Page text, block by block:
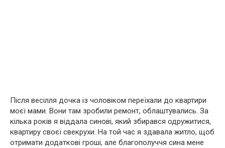
Після весілля дочка із чоловіком переїхали до квартири
моєї мами. Вони там зробили ремонт, облаштувались. За
кілька років я віддала синові, який збирався одружитися,
квартиру своєї свекрухи. На той час я здавала житло, щоб
отримати додаткові гроші, але благополуччя сина мене